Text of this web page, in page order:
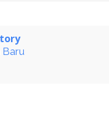
Baru